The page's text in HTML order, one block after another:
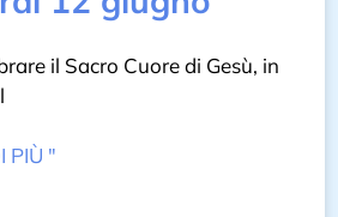
il Sacro Cuore di Gesù, in
PIÙ "